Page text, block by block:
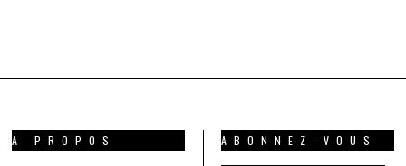
A PROPOS ABONNEZ-VOUS